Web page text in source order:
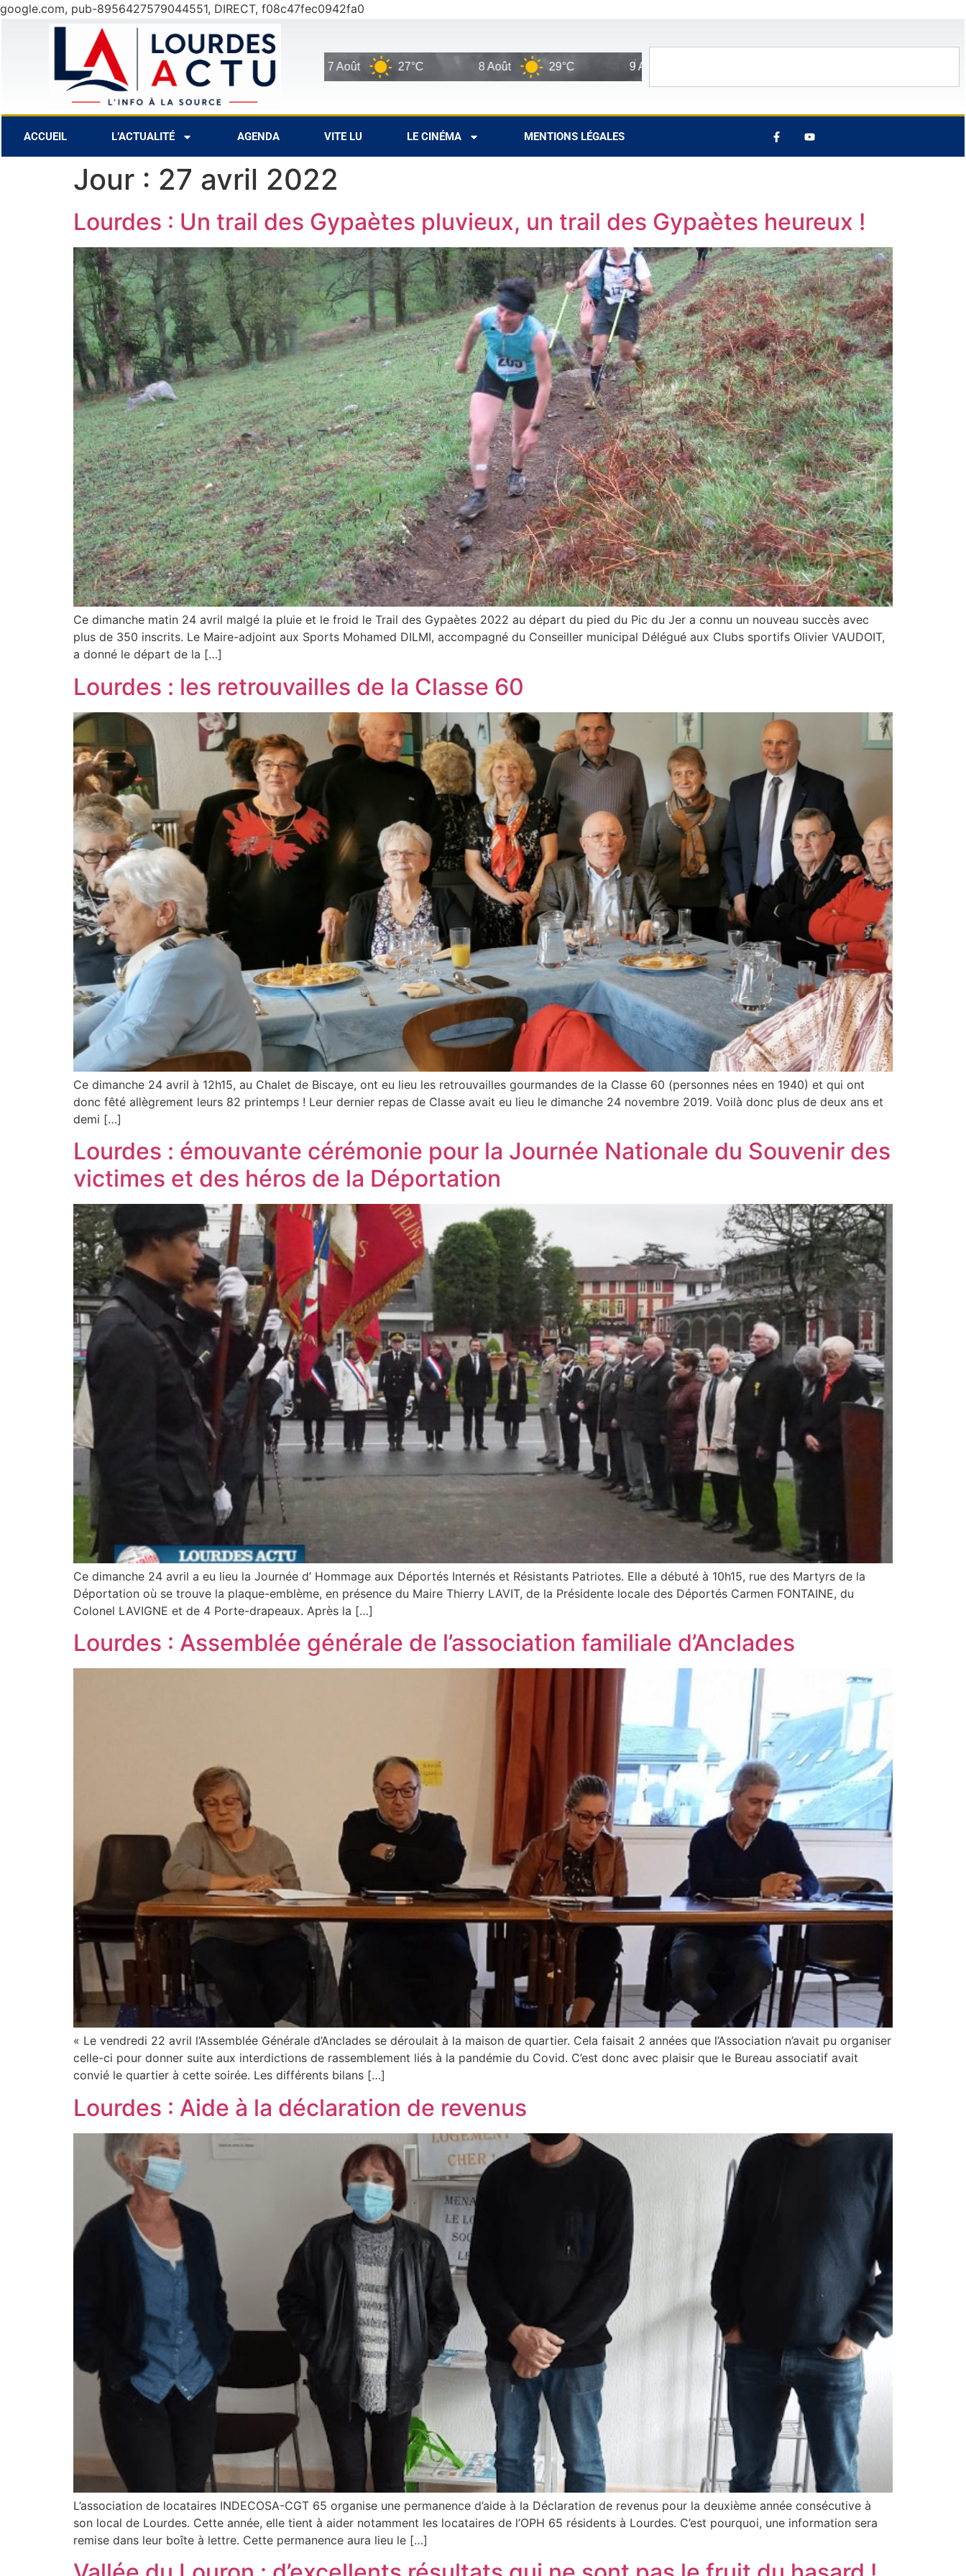
google.com, pub-8956427579044551, DIRECT, f08c47fec0942fa0
6 Août 25°C 7 Août 27°C 8 Août 29°C 9 Août 28°C
ACCUEIL L’ACTUALITÉ AGENDA VITE LU LE CINÉMA MENTIONS LÉGALES
Jour : 27 avril 2022
Lourdes : Un trail des Gypaètes pluvieux, un trail des Gypaètes heureux !
Ce dimanche matin 24 avril malgé la pluie et le froid le Trail des Gypaètes 2022 au départ du pied du Pic du Jer a connu un nouveau succès avec
plus de 350 inscrits. Le Maire-adjoint aux Sports Mohamed DILMI, accompagné du Conseiller municipal Délégué aux Clubs sportifs Olivier VAUDOIT,
a donné le départ de la […]
Lourdes : les retrouvailles de la Classe 60
Ce dimanche 24 avril à 12h15, au Chalet de Biscaye, ont eu lieu les retrouvailles gourmandes de la Classe 60 (personnes nées en 1940) et qui ont
donc fêté allègrement leurs 82 printemps ! Leur dernier repas de Classe avait eu lieu le dimanche 24 novembre 2019. Voilà donc plus de deux ans et
demi […]
Lourdes : émouvante cérémonie pour la Journée Nationale du Souvenir des
victimes et des héros de la Déportation
Ce dimanche 24 avril a eu lieu la Journée d’ Hommage aux Déportés Internés et Résistants Patriotes. Elle a débuté à 10h15, rue des Martyrs de la
Déportation où se trouve la plaque-emblème, en présence du Maire Thierry LAVIT, de la Présidente locale des Déportés Carmen FONTAINE, du
Colonel LAVIGNE et de 4 Porte-drapeaux. Après la […]
Lourdes : Assemblée générale de l’association familiale d’Anclades
« Le vendredi 22 avril l’Assemblée Générale d’Anclades se déroulait à la maison de quartier. Cela faisait 2 années que l’Association n’avait pu organiser
celle-ci pour donner suite aux interdictions de rassemblement liés à la pandémie du Covid. C’est donc avec plaisir que le Bureau associatif avait
convié le quartier à cette soirée. Les différents bilans […]
Lourdes : Aide à la déclaration de revenus
L’association de locataires INDECOSA-CGT 65 organise une permanence d’aide à la Déclaration de revenus pour la deuxième année consécutive à
son local de Lourdes. Cette année, elle tient à aider notamment les locataires de l’OPH 65 résidents à Lourdes. C’est pourquoi, une information sera
remise dans leur boîte à lettre. Cette permanence aura lieu le […]